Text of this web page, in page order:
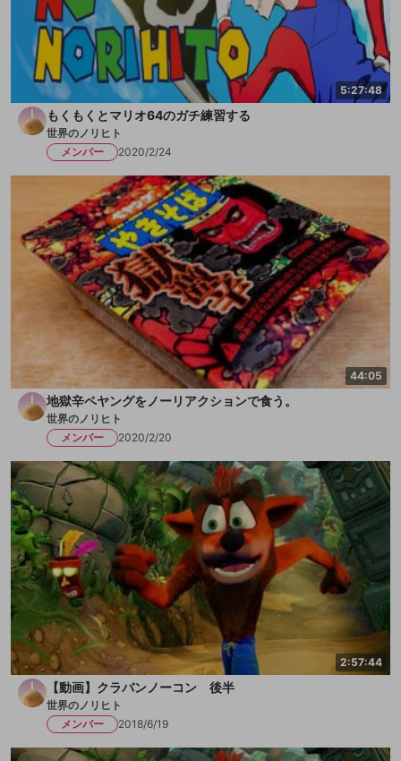
5:27:48
もくもくとマリオ64のガチ練習する
世界のノリヒト
メンバー
2020/2/24
44:05
地獄辛ペヤングをノーリアクションで食う。
世界のノリヒト
メンバー
2020/2/20
2:57:44
【動画】クラバンノーコン 後半
世界のノリヒト
メンバー
2018/6/19